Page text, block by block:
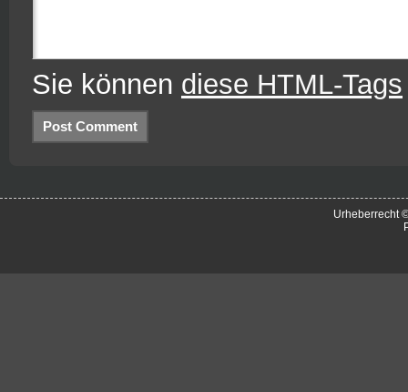
Sie können diese HTML-Tags
Urheberrecht